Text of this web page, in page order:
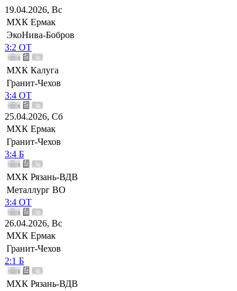
19.04.2026, Вс
МХК Ермак
ЭкоНива-Бобров
3:2 ОТ
МХК Калуга
Гранит-Чехов
3:4 ОТ
25.04.2026, Сб
МХК Ермак
Гранит-Чехов
3:4 Б
МХК Рязань-ВДВ
Металлург ВО
3:4 ОТ
26.04.2026, Вс
МХК Ермак
Гранит-Чехов
2:1 Б
МХК Рязань-ВДВ